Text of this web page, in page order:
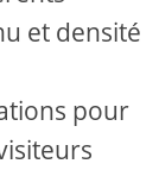
et densité
pour